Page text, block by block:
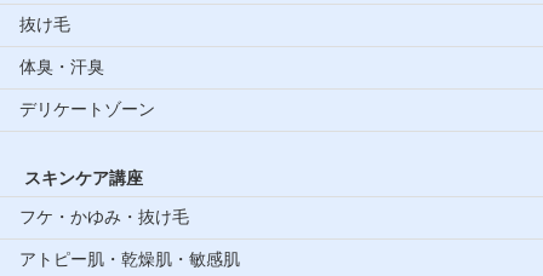
抜け毛
体臭・汗臭
デリケートゾーン
スキンケア講座
フケ・かゆみ・抜け毛
アトピー肌・乾燥肌・敏感肌